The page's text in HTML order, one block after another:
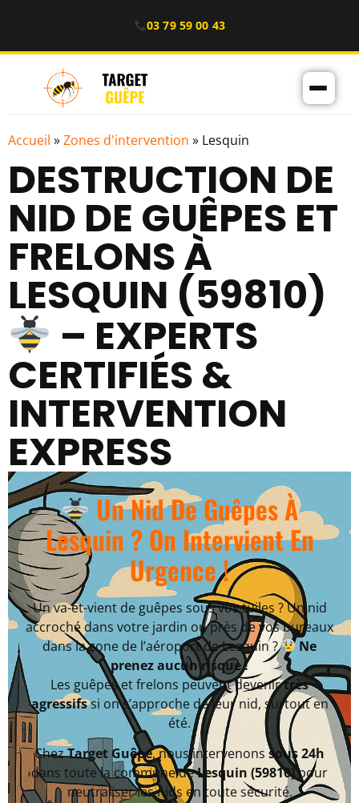
03 79 59 00 43
Accueil »Zones d'intervention » Lesquin
DESTRUCTION DE
NID DE GUÊPES ET
FRELONS À
LESQUIN (59810)
– EXPERTS
CERTIFIÉS &
INTERVENTION
EXPRESS
Un Nid De Guêpes À
Lesquin ? On Intervient En
Urgence !
Un va-et-vient de guêpes sous vos tuiles ? Un nid
accroché dans votre jardin ou près de vos bureaux
dans la zone de l’aéroport de Lesquin ?
Ne
prenez aucun risque !
Les guêpes et frelons peuvent devenirtrès
agressifssi on s’approche de leur nid, surtout en
été.
ChezTarget Guêpe, nous intervenons sous 24h
dans toute la commune deLesquin (59810)pour
neutraliser les nids en toute sécurité.